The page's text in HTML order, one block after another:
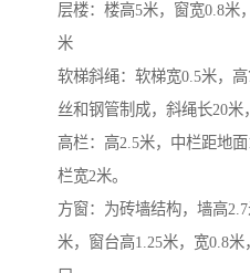
层楼：楼高5米，窗宽0.8米
米
软梯斜绳：软梯宽0.5米，
丝和钢管制成，斜绳长20
高栏：高2.5米，中栏距地面
栏宽2米。
方窗：为砖墙结构，墙高
米，窗台高1.25米，宽0.8